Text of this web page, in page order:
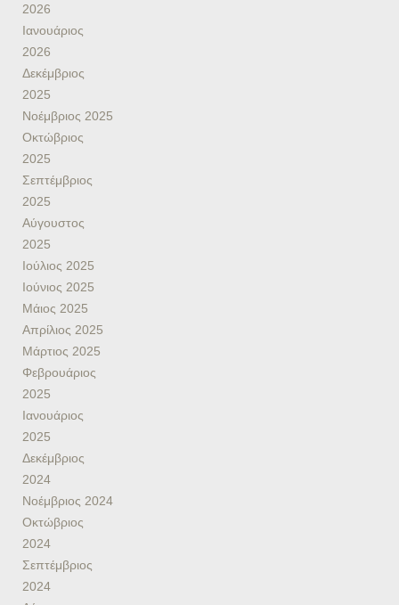
2026
Ιανουάριος
2026
Δεκέμβριος
2025
Νοέμβριος 2025
Οκτώβριος
2025
Σεπτέμβριος
2025
Αύγουστος
2025
Ιούλιος 2025
Ιούνιος 2025
Μάιος 2025
Απρίλιος 2025
Μάρτιος 2025
Φεβρουάριος
2025
Ιανουάριος
2025
Δεκέμβριος
2024
Νοέμβριος 2024
Οκτώβριος
2024
Σεπτέμβριος
2024